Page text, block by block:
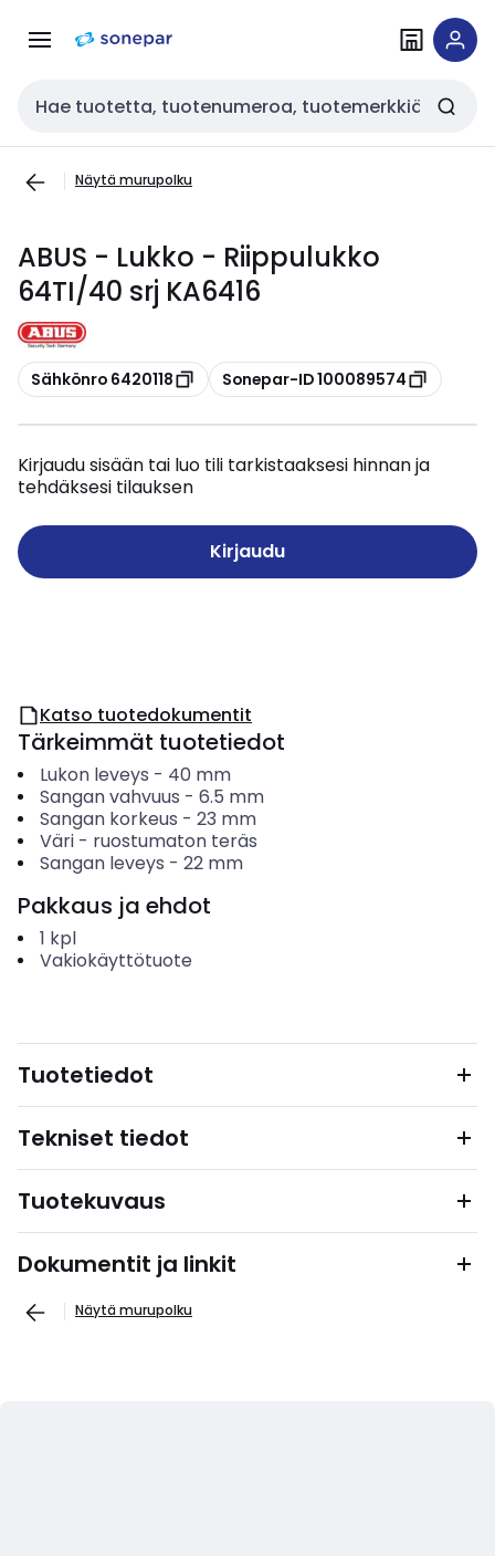
navigointiinsisältöön
Haku
Näytä murupolku
ABUS - Lukko - Riippulukko
64TI/40 srj KA6416
Kopioi
Sähkönro 6420118 Kopioi
Sonepar-ID 100089574
Kirjaudu sisään tai luo tili tarkistaaksesi hinnan ja
tehdäksesi tilauksen
Kirjaudu
Katso tuotedokumentit
Tärkeimmät tuotetiedot
Lukon leveys - 40 mm
Sangan vahvuus - 6.5 mm
Sangan korkeus - 23 mm
Väri- ruostumaton teräs
Sangan leveys - 22 mm
Pakkaus ja ehdot
1 kpl
Vakiokäyttötuote
Tuotetiedot
Tekniset tiedot
Tuotekuvaus
Dokumentit ja linkit
Näytä murupolku